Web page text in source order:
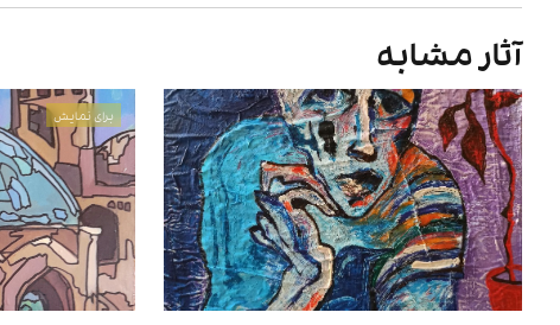
آثار مشابه
برای نمایش